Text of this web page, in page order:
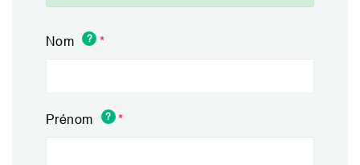
Nom ?
Prénom ?